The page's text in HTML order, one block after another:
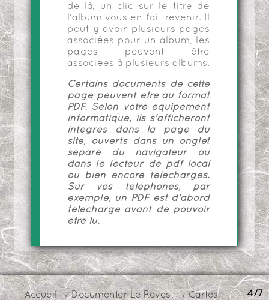
de là, un clic sur le titre de
l'album vous en fait revenir. Il
peut y avoir plusieurs pages
associées pour un album, les
pages peuvent être
associées à plusieurs albums.
Certains documents de cette
page peuvent être au format
PDF. Selon votre équipement
informatique, ils s'afficheront
intégrés dans la page du
site, ouverts dans un onglet
séparé du navigateur ou
dans le lecteur de pdf local
ou bien encore téléchargés.
Sur vos téléphones, par
exemple, un PDF est d'abord
téléchargé avant de pouvoir
être lu.
4/7
Accueil→Documenter Le Revest→Cartes